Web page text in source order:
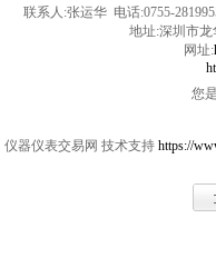
联系人:张运华 电话:0755-
地址:深圳市
网址:
您
仪器仪表交易网 技术支持 https://